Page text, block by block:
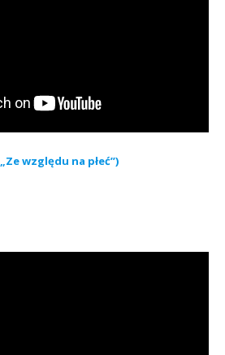
względu na płeć”)